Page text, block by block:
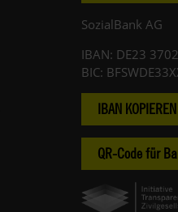
SozialBank AG
IBAN: DE23
BIC:
IBAN KOPIEREN
QR-Code für